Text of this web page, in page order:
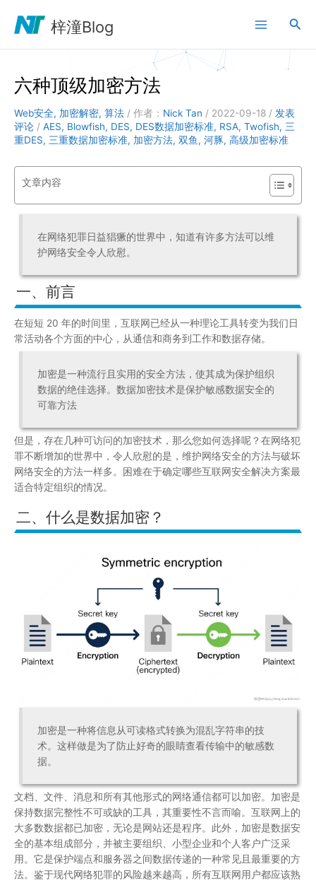
梓潼Blog
搜
六种顶级加密方法
Web安全, 加密解密, 算法 / 作者： Nick Tan / 2022-09-18 / 发表
评论 / AES, Blowfish, DES, DES数据加密标准, RSA, Twofish, 三
重DES, 三重数据加密标准, 加密方法, 双鱼, 河豚, 高级加密标准
文章内容
在网络犯罪日益猖獗的世界中，知道有许多方法可以维
护网络安全令人欣慰。
一、前言
在短短 20 年的时间里，互联网已经从一种理论工具转变为我们日
常活动各个方面的中心，从通信和商务到工作和数据存储。
加密是一种流行且实用的安全方法，使其成为保护组织
数据的绝佳选择。数据加密技术是保护敏感数据安全的
可靠方法
但是，存在几种可访问的加密技术，那么您如何选择呢？在网络犯
罪不断增加的世界中，令人欣慰的是，维护网络安全的方法与破坏
网络安全的方法一样多。困难在于确定哪些互联网安全解决方案最
适合特定组织的情况。
二、什么是数据加密？
加密是一种将信息从可读格式转换为混乱字符串的技
术。这样做是为了防止好奇的眼睛查看传输中的敏感数
据。
文档、文件、消息和所有其他形式的网络通信都可以加密。加密是
保持数据完整性不可或缺的工具，其重要性不言而喻。互联网上的
大多数数据都已加密，无论是网站还是程序。此外，加密是数据安
全的基本组成部分，并被主要组织、小型企业和个人客户广泛采
用。它是保护端点和服务器之间数据传递的一种常见且最重要的方
法。鉴于现代网络犯罪的风险越来越高，所有互联网用户都应该熟